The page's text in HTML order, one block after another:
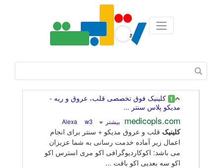
1 کلینیک فوق تخصصی قلب، عروق و ریه -
مدیکو پلاس سنتر ...
medicopls.com بیشتر w3
کلینیک قلب و عروق مدیکو + سنتر برای انجام
اعمال زیر آماده خدمت رسانی به شما عزیزان
می باشد: اکوکاردیوگرافی اکو مری استرس اکو
اکو سه بعدیی اکو بافت ...